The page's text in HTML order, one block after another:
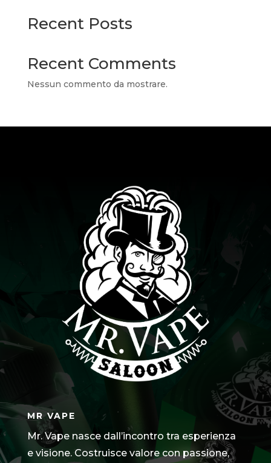
Recent Posts
Recent Comments
Nessun commento da mostrare.
MR VAPE
Mr. Vape nasce dall’incontro tra esperienza
e visione. Costruisce valore con passione,